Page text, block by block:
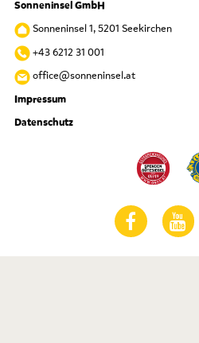
Sonneninsel GmbH
Sonneninsel 1, 5201 Seekirchen
+43 6212 31 001
office@sonneninsel.at
Impressum
Datenschutz